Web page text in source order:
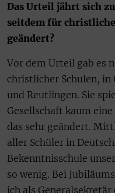
Das Urteil jährt sich
seitdem für
geändert?
Vor dem Urteil gab es
christlicher Schulen, in
und Reutlingen. Sie
Gesellschaft kaum
das sehr geändert.
aller Schüler in
Bekenntnisschule
so wenig. Bei
ich als